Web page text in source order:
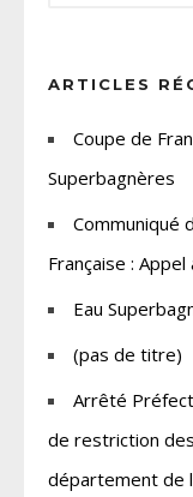
ARTICLES
Coupe de
Superbagnères
Communiqué
Française : Appel
Eau
(pas de titre)
Arrêté
de restriction
département de